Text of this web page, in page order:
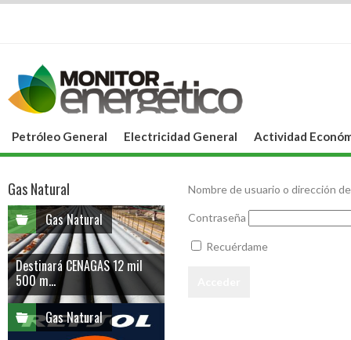
Petróleo General Electricidad General Actividad
Nombre de usuario o dirección
Contraseña
Recuérdame
Gas Natural
Gas Natural
Destinará CENAGAS 12 mil
500 m...
Gas Natural